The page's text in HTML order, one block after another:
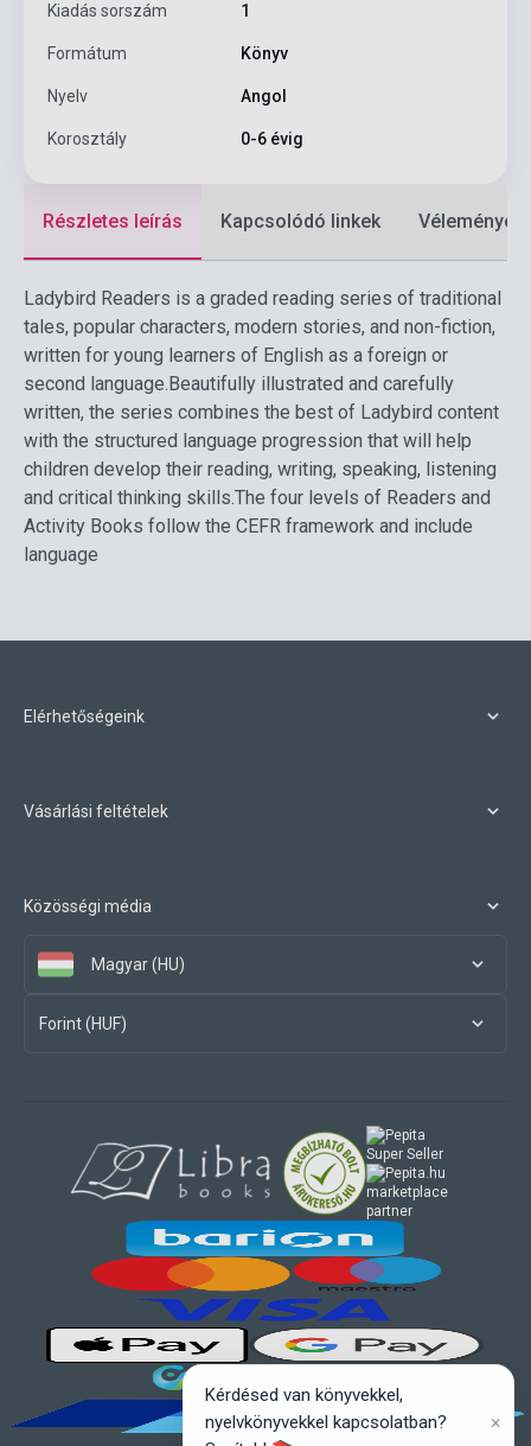
Kiadás sorszám 1
Formátum Könyv
Nyelv Angol
Korosztály 0-6 évig
Részletes leírás Kapcsolódó linkek Vélemények
Ladybird Readers is a graded reading series of traditional
tales, popular characters, modern stories, and non-fiction,
written for young learners of English as a foreign or
second language.Beautifully illustrated and carefully
written, the series combines the best of Ladybird content
with the structured language progression that will help
children develop their reading, writing, speaking, listening
and critical thinking skills.The four levels of Readers and
Activity Books follow the CEFR framework and include
language
Elérhetőségeink
Vásárlási feltételek
Közösségi média
Magyar (HU)
Forint (HUF)
marketplace
partner
Kérdésed van könyvekkel,
nyelvkönyvekkel kapcsolatban?
×